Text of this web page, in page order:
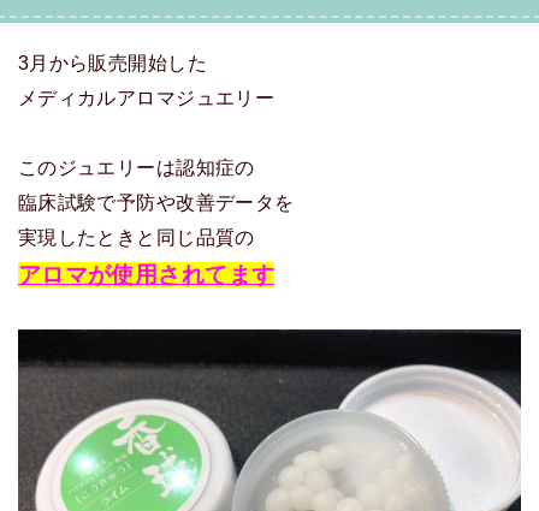
3月から販売開始した
メディカルアロマジュエリー
このジュエリーは認知症の
臨床試験で予防や改善データを
実現したときと同じ品質の
アロマが使用されてます